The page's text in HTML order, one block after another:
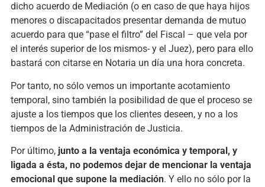
dicho acuerdo de Mediación (o en caso de que haya hijos
menores o discapacitados presentar demanda de mutuo
acuerdo para que “pase el filtro” del Fiscal – que vela por
el interés superior de los mismos- y el Juez), pero para ello
bastará con citarse en Notaria un día una hora concreta.
Por tanto, no sólo vemos un importante acotamiento
temporal, sino también la posibilidad de que el proceso se
ajuste a los tiempos que los clientes deseen, y no a los
tiempos de la Administración de Justicia.
Por último, junto a la ventaja económica y temporal, y
ligada a ésta, no podemos dejar de mencionar la ventaja
emocional que supone la mediación. Y ello no sólo por la